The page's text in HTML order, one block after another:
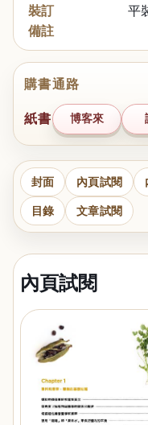
裝訂
平
備註
購書通路
紙書 博客來
封面 內頁試閱
目錄 文章試閱
內頁試閱